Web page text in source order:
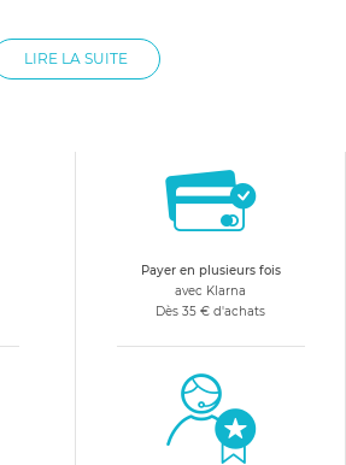
placer plusieurs hamacs à votre
vos petits bouts de chou avec
ensemble, ou dans le sens de la route.
solides, minutieusement
roues dotées de suspension, les
nombreuses !
LIRE LA SUITE
Payer en plusieurs fois
avec Klarna
Dès 35 € d'achats